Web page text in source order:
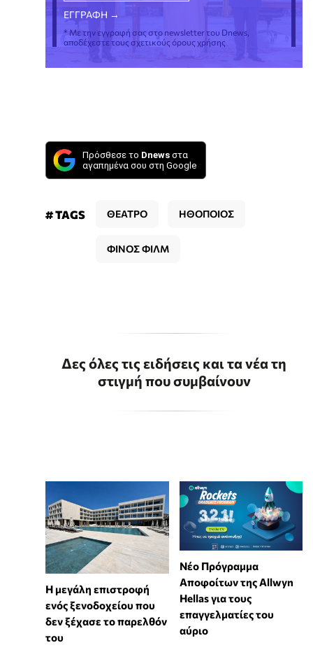
* Με την εγγραφή σας στο newsletter του Dnews,
αποδέχεστε τους σχετικούς όρους χρήσης
Πρόσθεσε το Dnews στα
αγαπημένα σου στη Google
# TAGS ΘΕΑΤΡΟ ΗΘΟΠΟΙΟΣ
ΦΙΝΟΣ ΦΙΛΜ
Δες όλες τις ειδήσεις και τα νέα τη
στιγμή που συμβαίνουν
Η μεγάλη επιστροφή
ενός ξενοδοχείου που
δεν ξέχασε το παρελθόν
του
Νέο Πρόγραμμα
Αποφοίτων της Allwyn
Hellas για τους
επαγγελματίες του
αύριο